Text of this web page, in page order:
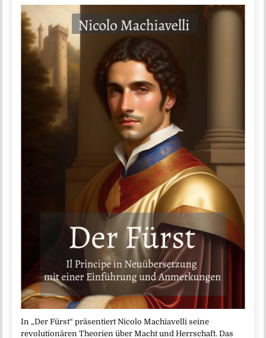
In „Der Fürst“ präsentiert Nicolo Machiavelli seine
revolutionären Theorien über Macht und Herrschaft. Das